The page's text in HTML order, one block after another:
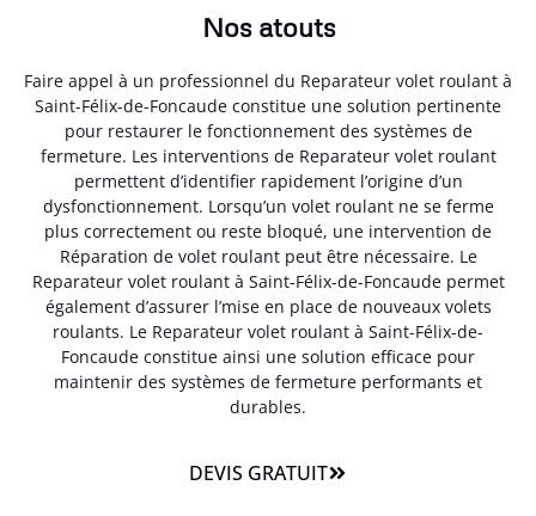
Nos atouts
Faire appel à un professionnel du Reparateur volet roulant à
Saint-Félix-de-Foncaude constitue une solution pertinente
pour restaurer le fonctionnement des systèmes de
fermeture. Les interventions de Reparateur volet roulant
permettent d’identifier rapidement l’origine d’un
dysfonctionnement. Lorsqu’un volet roulant ne se ferme
plus correctement ou reste bloqué, une intervention de
Réparation de volet roulant peut être nécessaire. Le
Reparateur volet roulant à Saint-Félix-de-Foncaude permet
également d’assurer l’mise en place de nouveaux volets
roulants. Le Reparateur volet roulant à Saint-Félix-de-
Foncaude constitue ainsi une solution efficace pour
maintenir des systèmes de fermeture performants et
durables.
DEVIS GRATUIT